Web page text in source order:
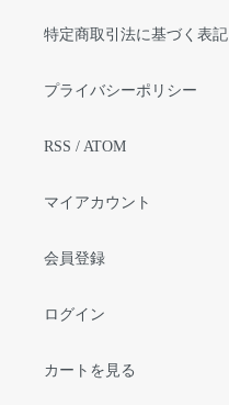
特定商取引法に基づく表記
プライバシーポリシー
RSS / ATOM
マイアカウント
会員登録
ログイン
カートを見る